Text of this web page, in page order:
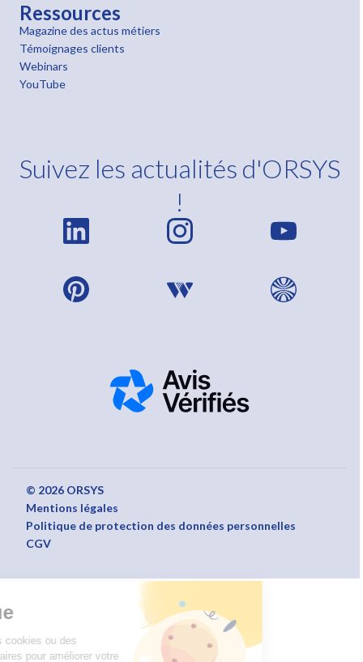
Nous utilisons des cookies ou des
technologies similaires pour améliorer votre
Ressources
Magazine des actus métiers
Témoignages clients
Webinars
YouTube
Suivez les actualités d'ORSYS
!
© 2026 ORSYS
Mentions légales
Politique de protection des données personnelles
CGV